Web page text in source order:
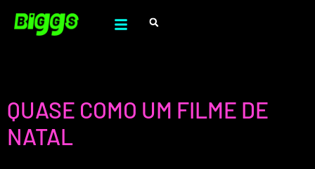
QUASE COMO UM FILME DE
NATAL